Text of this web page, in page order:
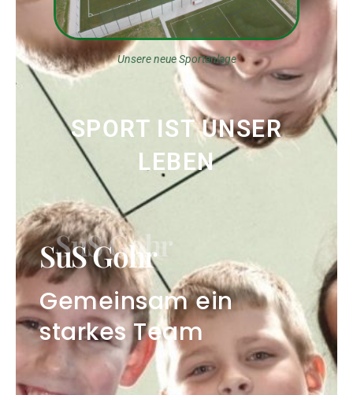
Unsere neue Sportanlage
SPORT IST UNSER
LEBEN
SuS Gohr
Gemeinsam ein
starkes Team